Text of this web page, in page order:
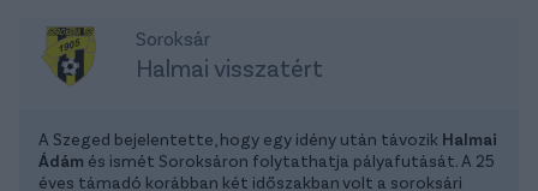
Soroksár
Halmai visszatért
A Szeged bejelentette, hogy egy idény után távozik Halmai
Ádám és ismét Soroksáron folytathatja pályafutását. A 25
éves támadó korábban két időszakban volt a soroksári